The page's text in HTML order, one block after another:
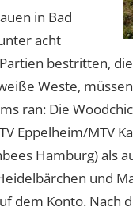
in Bad
acht
bestritten,
Weste,
ran: Die
Eppelheim/MTV
Hamburg) als
und
dem Konto. Nach